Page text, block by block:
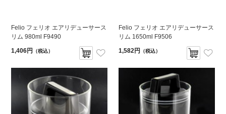
Felio フェリオ エアリデューサース
リム 980ml F9490
1,406円
（税込）
Felio フェリオ エアリデューサース
リム 1650ml F9506
1,582円
（税込）